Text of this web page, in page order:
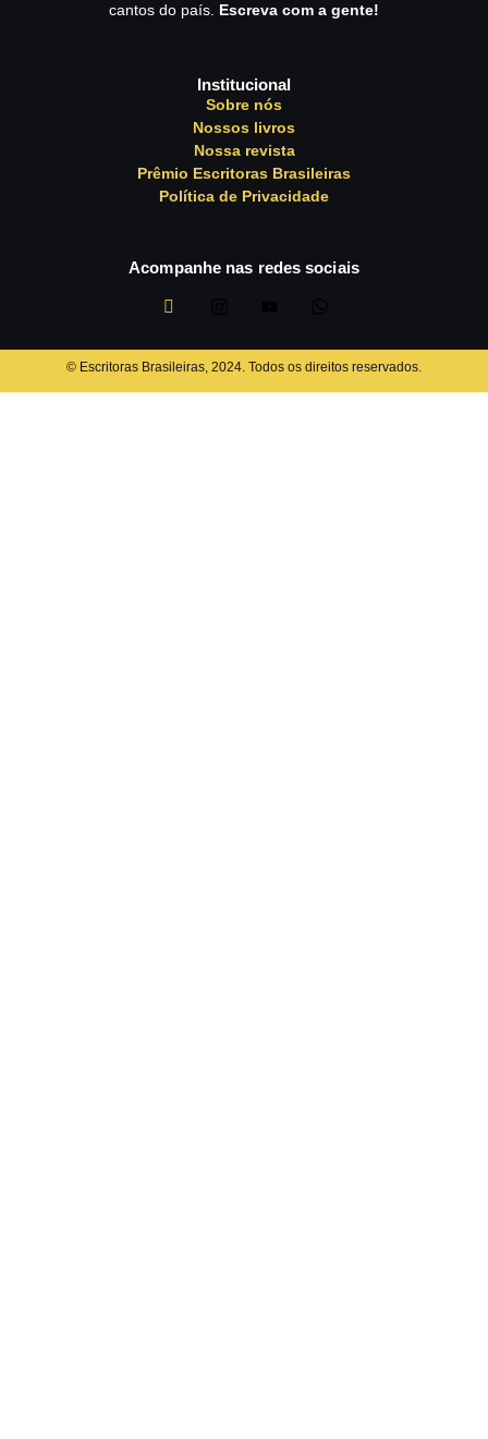
cantos do país. Escreva com a gente!
Institucional
Sobre nós
Nossos livros
Nossa revista
Prêmio Escritoras Brasileiras
Política de Privacidade
Acompanhe nas redes sociais
©️ Escritoras Brasileiras, 2024. Todos os direitos reservados.